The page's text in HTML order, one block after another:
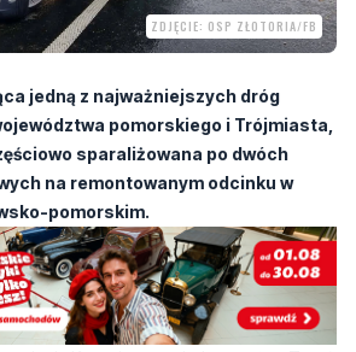
jedną z najważniejszych dróg
pomorskiego i Trójmiasta,
na remontowanym odcinku w
pomorskim.
rejonie Kopanina, pomiędzy węzłem Toruń
opłat w Nowej Wsi. To właśnie tę trasę
tysiące kierowców podróżujących między